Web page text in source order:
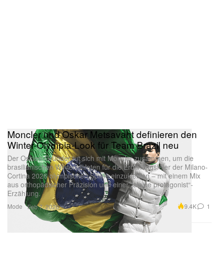
Mode
Moncler und Oskar Metsavaht definieren den
Winter-Olympia-Look für Team Brazil neu
Der Osklen-Gründer tut sich mit Moncler zusammen, um die
brasilianischen Winterathleten für die Eröffnungsfeier der Milano-
Cortina 2026 olympischen Spiele einzukleiden – mit einem Mix
aus orthopädischer Präzision und einer „alpine protagonist“-
Erzählung.
Feb 7, 2026 9.4K 1